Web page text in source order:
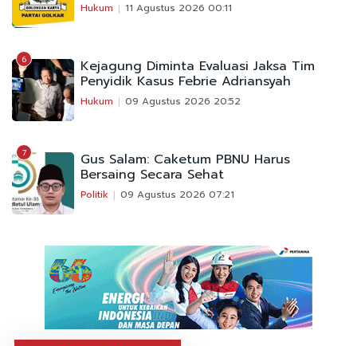
Hukum 11 Agustus 2026 00:11
6 Kejagung Diminta Evaluasi Jaksa Tim
Penyidik Kasus Febrie Adriansyah
Hukum 09 Agustus 2026 20:52
7 Gus Salam: Caketum PBNU Harus
Bersaing Secara Sehat
Politik 09 Agustus 2026 07:21